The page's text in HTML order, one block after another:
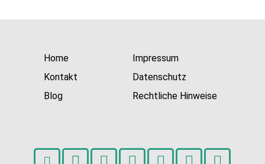
Investmen
t Coach,
Anlageber
atung
Home
Kontakt
Blog
Impressum
Datenschutz
Rechtliche Hinweise